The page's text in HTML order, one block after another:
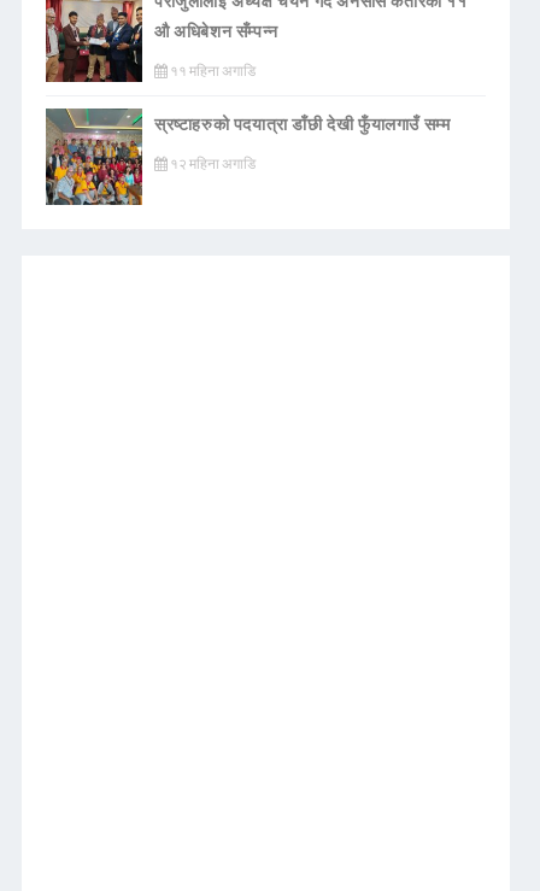
औ अधिबेशन सँम्पन्न
११ महिना अगाडि
स्रष्टाहरुको पदयात्रा डाँछी देखी फुँयालगाउँ सम्म
१२ महिना अगाडि